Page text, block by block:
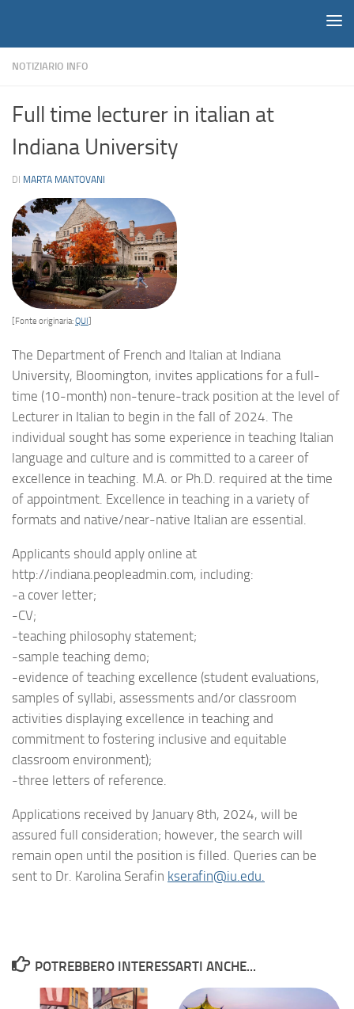
NOTIZIARIO INFO
Full time lecturer in italian at
Indiana University
DI MARTA MANTOVANI
[Fonte originaria:QUI]
The Department of French and Italian at Indiana
University, Bloomington, invites applications for a full-
time (10-month) non-tenure-track position at the level of
Lecturer in Italian to begin in the fall of 2024. The
individual sought has some experience in teaching Italian
language and culture and is committed to a career of
excellence in teaching. M.A. or Ph.D. required at the time
of appointment. Excellence in teaching in a variety of
formats and native/near-native Italian are essential.
Applicants should apply online at
http://indiana.peopleadmin.com, including:
-a cover letter;
-CV;
-teaching philosophy statement;
-sample teaching demo;
-evidence of teaching excellence (student evaluations,
samples of syllabi, assessments and/or classroom
activities displaying excellence in teaching and
commitment to fostering inclusive and equitable
classroom environment);
-three letters of reference.
Applications received by January 8th, 2024, will be
assured full consideration; however, the search will
remain open until the position is filled. Queries can be
sent to Dr. Karolina Serafin kserafin@iu.edu.
POTREBBERO INTERESSARTI ANCHE...